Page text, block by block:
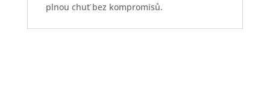
plnou chuť bez kompromisů.